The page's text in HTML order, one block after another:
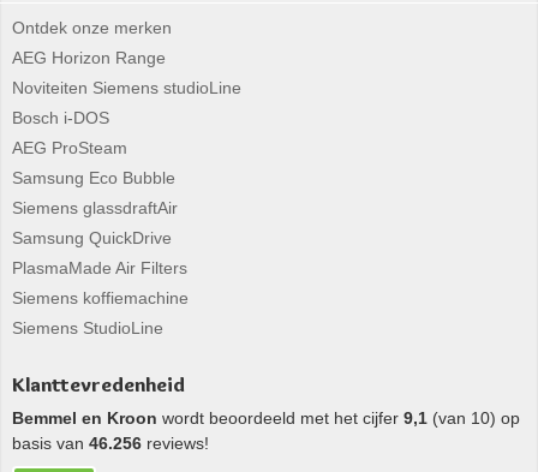
Ontdek onze merken
AEG Horizon Range
Noviteiten Siemens studioLine
Bosch i-DOS
AEG ProSteam
Samsung Eco Bubble
Siemens glassdraftAir
Samsung QuickDrive
PlasmaMade Air Filters
Siemens koffiemachine
Siemens StudioLine
Klanttevredenheid
Bemmel en Kroon wordt beoordeeld met het cijfer 9,1 (van 10) op
basis van 46.256 reviews!